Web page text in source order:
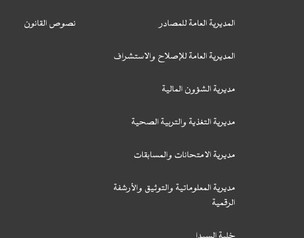
نصوص القانون المديرية العامة للمصادر
المديرية العامة للإصلاح والاستشراف
مديرية الشؤون المالية
مديرية التغذية والتربية الصحية
مديرية الامتحانات والمسابقات
مديرية المعلوماتية والتوثيق والأرشفة
الرقمية